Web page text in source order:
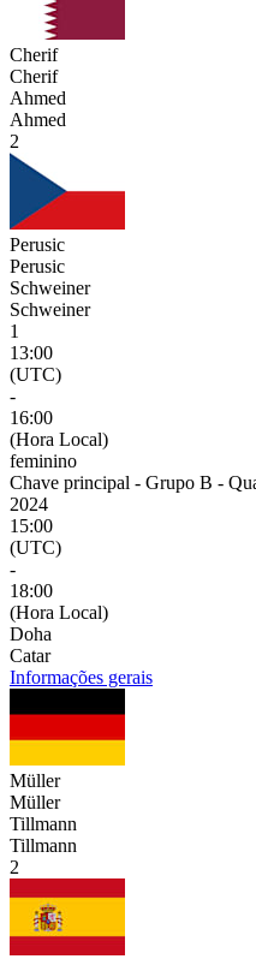
Cherif
Cherif
Ahmed
Ahmed
2
Perusic
Perusic
Schweiner
Schweiner
1
13:00
(UTC)
-
16:00
(Hora Local)
feminino
Chave principal - Grupo B -
2024
15:00
(UTC)
-
18:00
(Hora Local)
Doha
Catar
Informações gerais
Müller
Müller
Tillmann
Tillmann
2